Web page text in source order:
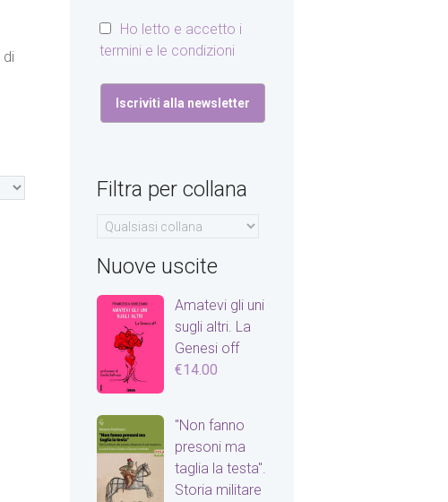
di
Ho letto e accetto i
termini e le condizioni
Filtra per collana
Nuove uscite
Amatevi gli uni
sugli altri. La
Genesi off
€14.00
"Non fanno
presoni ma
taglia la testa".
Storia militare